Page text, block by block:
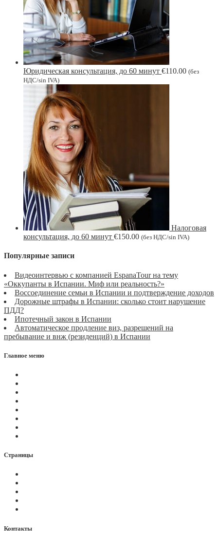
Юридическая консультация, до 60 минут €110.00 (без
НДС/sin IVA)
Налоговая
консультация, до 60 минут €150.00 (без НДС/sin IVA)
Популярные записи
Видеоинтервью с компанией EspanaTour на тему
«Оккупанты в Испании. Миф или реальность?»
Воссоединение семьи в Испании и подтверждение доходов
Дорожные штрафы в Испании: сколько стоит нарушение
ПДД?
Ипотечный закон в Испании
Автоматическое продление виз, разрешений на
пребывание и внж (резиденций) в Испании
Главное меню
Страницы
Контакты